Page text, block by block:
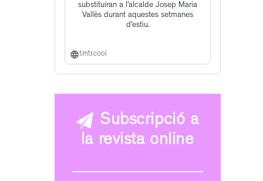
substituiran a l’alcalde Josep Maria
Vallès durant aquestes setmanes
d’estiu.
f.mtr.cool
Subscripció a
la revista online